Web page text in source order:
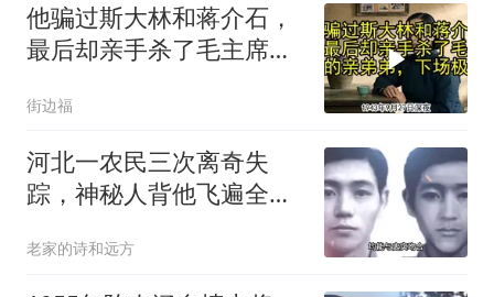
他骗过斯大林和蒋介石，
最后却亲手杀了毛主席的
街边福
河北一农民三次离奇失
踪，神秘人背他飞遍全中
老家的诗和远方